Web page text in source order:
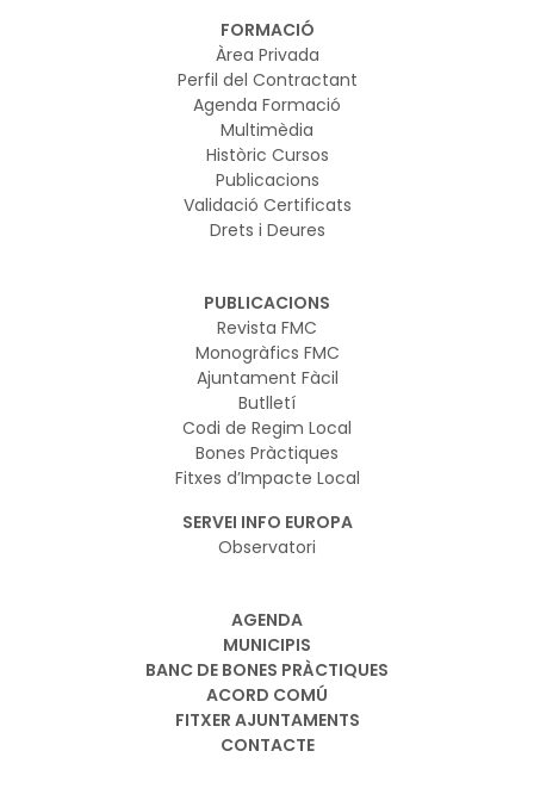
FORMACIÓ
Àrea Privada
Perfil del Contractant
Agenda Formació
Multimèdia
Històric Cursos
Publicacions
Validació Certificats
Drets i Deures
PUBLICACIONS
Revista FMC
Monogràfics FMC
Ajuntament Fàcil
Butlletí
Codi de Regim Local
Bones Pràctiques
Fitxes d’Impacte Local
SERVEI INFO EUROPA
Observatori
AGENDA
MUNICIPIS
BANC DE BONES PRÀCTIQUES
ACORD COMÚ
FITXER AJUNTAMENTS
CONTACTE